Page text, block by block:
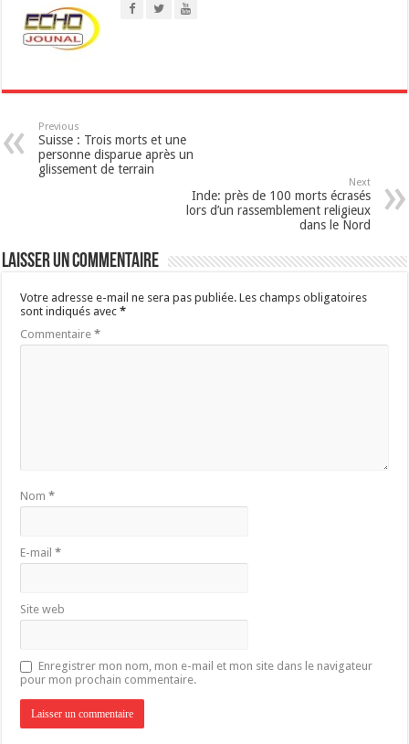
p
p
Previous
Suisse : Trois morts et une
personne disparue après un
glissement de terrain
Next
Inde: près de 100 morts écrasés
lors d’un rassemblement religieux
dans le Nord
Laisser un commentaire
Votre adresse e-mail ne sera pas publiée. Les champs obligatoires
sont indiqués avec*
Commentaire*
Nom*
E-mail*
Site web
Enregistrer mon nom, mon e-mail et mon site dans le navigateur
pour mon prochain commentaire.